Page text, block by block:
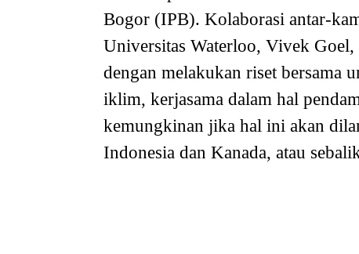
Bogor (IPB). Kolaborasi antar-
Universitas Waterloo, Vivek
dengan melakukan riset bersama
iklim, kerjasama dalam hal
kemungkinan jika hal ini akan
Indonesia dan Kanada, atau